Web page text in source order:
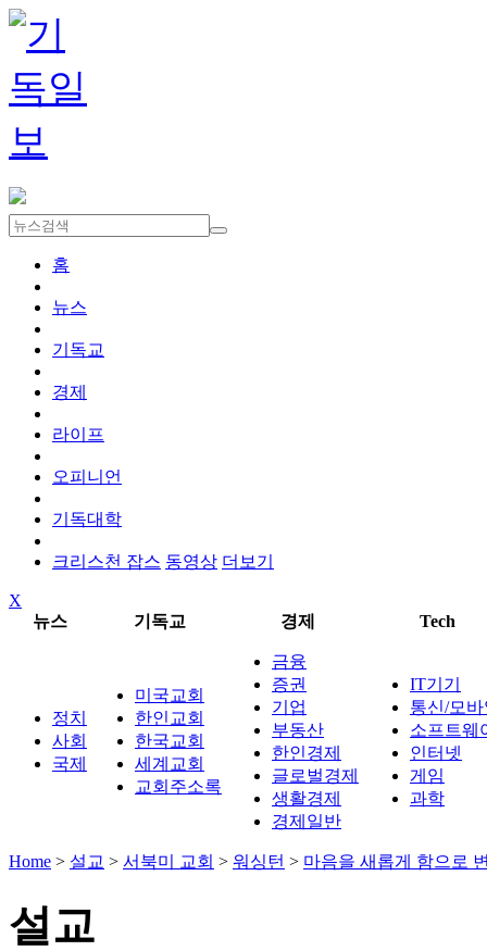
홈
뉴스
기독교
경제
라이프
오피니언
기독대학
크리스천 잡스 동영상 더보기
X
뉴스
기독교 경제 Tech
정치
사회
국제
미국교회
한인교회
한국교회
세계교회
교회주소록
금융
증권
기업
부동산
한인경제
글로벌경제
생활경제
경제일반
IT기기
통신/모
소프트웨
인터넷
게임
과학
Home > 설교 > 서북미 교회 > 워싱턴 > 마음을 새롭게 함으로
설교